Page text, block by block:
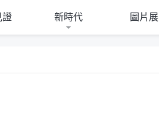
證 新時代 圖片展